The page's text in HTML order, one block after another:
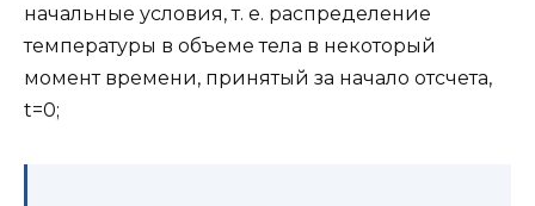
начальные условия, т. е. распределение
температуры в объеме тела в некоторый
момент времени, принятый за начало отсчета,
t=0;